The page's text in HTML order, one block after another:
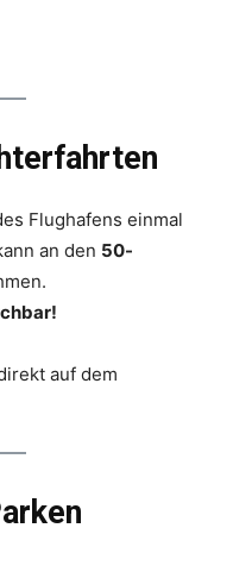
Flughafens einmal
an den 50-
auf dem